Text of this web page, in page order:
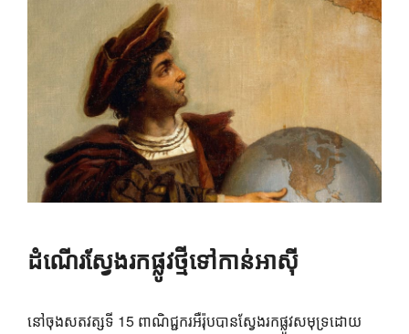
ដំណើរស្វែងរកផ្លូវថ្មីទៅកាន់អាស៊ី
នៅចុងសតវត្សទី 15 ពាណិជ្ជករអឺរ៉ុបបានស្វែងរកផ្លូវសមុទ្រដោយ